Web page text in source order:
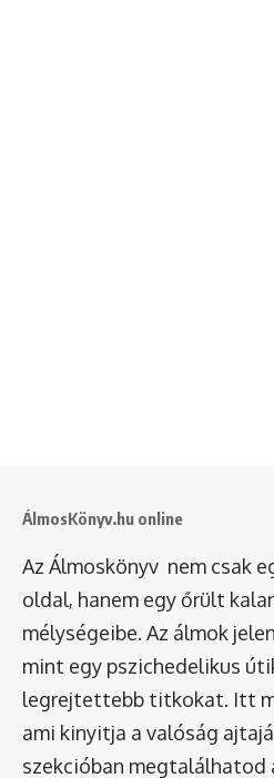
ÁlmosKönyv.hu online
Az Álmoskönyv nem csak
oldal, hanem egy őrült
mélységeibe. Az álmok
mint egy pszichedelikus
legrejtettebb titkokat. Itt
ami kinyitja a valóság
szekcióban megtalálhatod